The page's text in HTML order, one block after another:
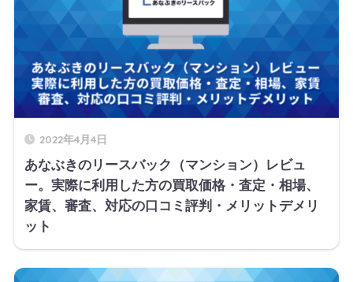
2022年4月4日
あなぶきのリースバック（マンション）レビュ
ー。実際に利用した方の買取価格・査定・相場、
家賃、審査、対応の口コミ評判・メリットデメリ
ット